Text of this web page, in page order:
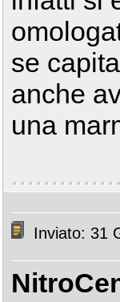
se
anche
una
Inviato: 31